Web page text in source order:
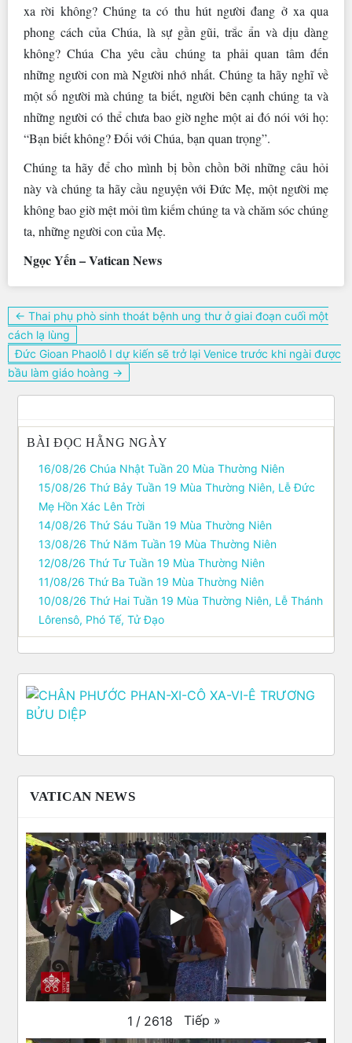
xa rời không? Chúng ta có thu hút người đang ở xa qua
phong cách của Chúa, là sự gần gũi, trắc ẩn và dịu dàng
không? Chúa Cha yêu cầu chúng ta phải quan tâm đến
những người con mà Người nhớ nhất. Chúng ta hãy nghĩ về
một số người mà chúng ta biết, người bên cạnh chúng ta và
những người có thể chưa bao giờ nghe một ai đó nói với họ:
“Bạn biết không? Đối với Chúa, bạn quan trọng”.
Chúng ta hãy để cho mình bị bồn chồn bởi những câu hỏi
này và chúng ta hãy cầu nguyện với Đức Mẹ, một người mẹ
không bao giờ mệt mỏi tìm kiếm chúng ta và chăm sóc chúng
ta, những người con của Mẹ.
Ngọc Yến – Vatican News
Điều
hướng
bài
viết
← Thai phụ phò sinh thoát bệnh ung thư ở giai đoạn cuối một
cách lạ lùng
Đức Gioan Phaolô I dự kiến sẽ trở lại Venice trước khi ngài được
bầu làm giáo hoàng →
BÀI ĐỌC HẰNG NGÀY
16/08/26 Chúa Nhật Tuần 20 Mùa Thường Niên
15/08/26 Thứ Bảy Tuần 19 Mùa Thường Niên, Lễ Ðức
Mẹ Hồn Xác Lên Trời
14/08/26 Thứ Sáu Tuần 19 Mùa Thường Niên
13/08/26 Thứ Năm Tuần 19 Mùa Thường Niên
12/08/26 Thứ Tư Tuần 19 Mùa Thường Niên
11/08/26 Thứ Ba Tuần 19 Mùa Thường Niên
10/08/26 Thứ Hai Tuần 19 Mùa Thường Niên, Lễ Thánh
Lôrensô, Phó Tế, Tử Ðạo
VATICAN NEWS
1 / 2618 Tiếp »